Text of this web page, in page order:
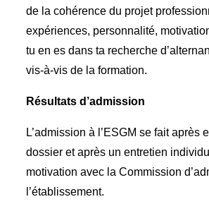
de la cohérence du projet
expériences, personnalité,
tu en es dans ta recherche
vis-à-vis de la formation.
Résultats d’admission
L’admission à l’ESGM se fait après
dossier et après un entretien
motivation avec la Commission
l’établissement.